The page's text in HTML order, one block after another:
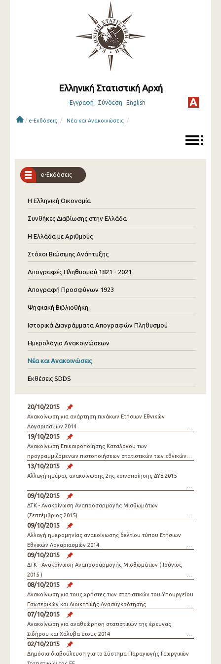
Ελληνική Στατιστική Αρχή
Εγγραφή Σύνδεση English
/ e-Εκδόσεις / Νέα και Ανακοινώσεις /
e-Εκδόσεις
Η Ελληνική Οικονομία
Συνθήκες Διαβίωσης στην Ελλάδα
Η Ελλάδα με Αριθμούς
Στόχοι Βιώσιμης Ανάπτυξης
Απογραφές Πληθυσμού 1821 - 2021
Απογραφή Προσφύγων 1923
Ψηφιακή Βιβλιοθήκη
Ιστορικά Διαγράμματα Απογραφών Πληθυσμού
Ημερολόγιο Ανακοινώσεων
Νέα και Ανακοινώσεις
Εκθέσεις SDDS
20/10/2015
Ανακοίνωση για ανάρτηση πινάκων Ετήσιων Εθνικών
Λογαριασμών 2014
19/10/2015
Ανακοίνωση Επικαιροποίησης Καταλόγου των
προγραμμιζόμενων πιστοποιήσεων στατιστικών των εθνικών
Αρχών του ΕΛΣΣ 2015
13/10/2015
Αλλαγή ημέρας ανακοίνωσης 2ης κοινοποίησης ΔΥΕ 2015
09/10/2015
ΔΤΚ - Ανακοίνωση Αναπροσαρμογής Μισθωμάτων
(Σεπτέμβριος 2015)
09/10/2015
Αλλαγή ημερομηνίας ανακοίνωσης δελτίου τύπου Ετήσιων
Εθνικών Λογαριασμών 2014
09/10/2015
ΔΤΚ - Ανακοίνωση Αναπροσαρμογής Μισθωμάτων ( Ιούνιος
2015 )
08/10/2015
Ανακοίνωση για τους χρήστες των στατιστικών του Υπουργείου
Εσωτερικών και Διοικητικής Ανασυγκρότησης
07/10/2015
Ανακοίνωση για αναθεώρηση στατιστικών της έρευνας
Σιδήρου και Χάλυβα έτους 2014
02/10/2015
Δημόσια διαβούλευση για το Σύστημα Παραγωγής Γεωργικών